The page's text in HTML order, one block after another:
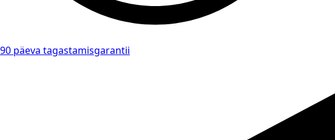
90 päeva tagastamisgarantii